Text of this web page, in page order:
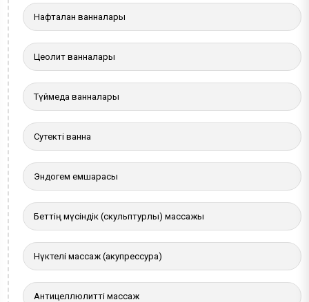
Нафталан ванналары
Цеолит ванналары
Түймедақ ванналары
Сутекті ванна
Эндогем емшарасы
Беттің мүсіндік (скульптурлы) массажы
Нүктелі массаж (акупрессура)
Антицеллюлитті массаж